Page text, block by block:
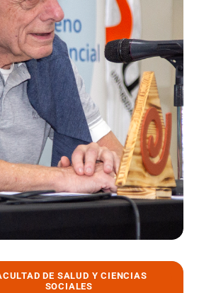
DE SALUD Y CIENCIAS
SOCIALES